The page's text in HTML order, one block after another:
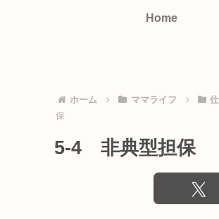
Home
ホーム ママライフ
保
5-4 非典型担保